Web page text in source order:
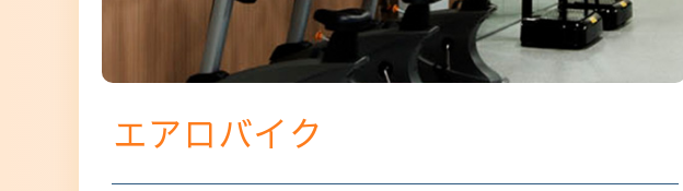
エアロバイク